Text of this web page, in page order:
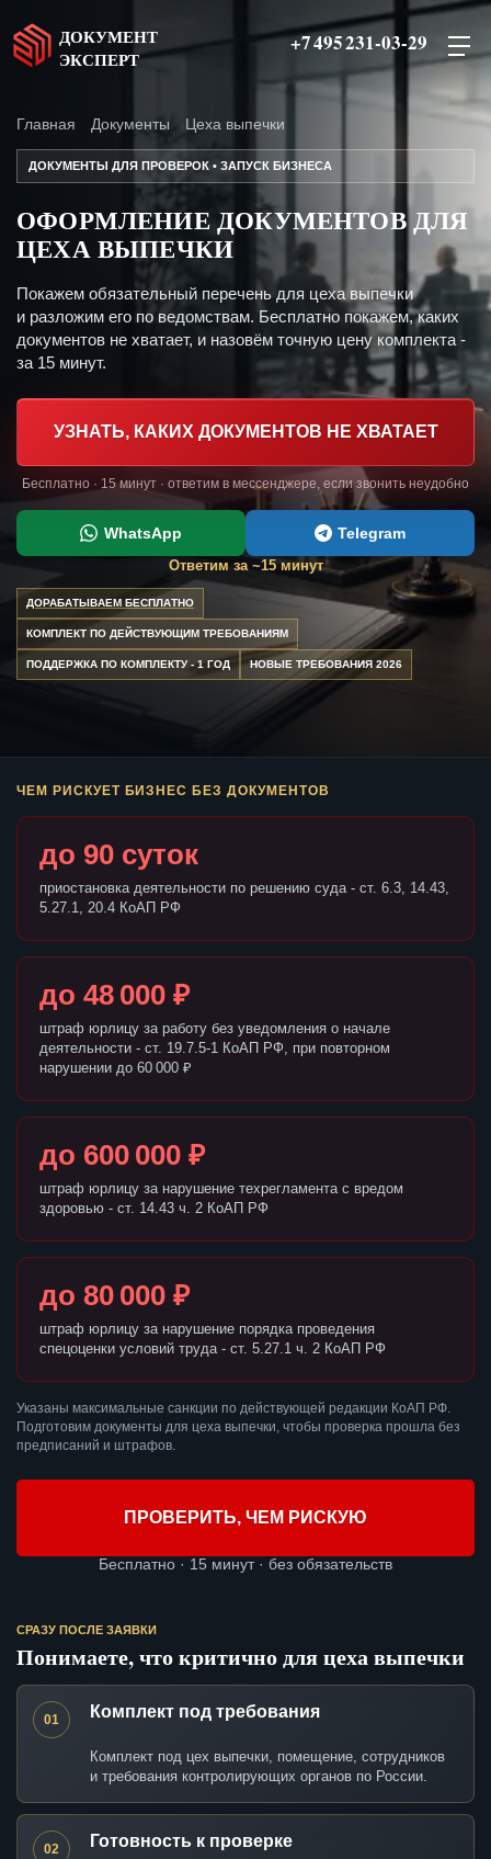
ДОКУМЕНТ
ЭКСПЕРТ
+7 495 231-03-29
Главная Документы Цеха выпечки
ДОКУМЕНТЫ ДЛЯ ПРОВЕРОК • ЗАПУСК БИЗНЕСА
ОФОРМЛЕНИЕ ДОКУМЕНТОВ ДЛЯ
ЦЕХА ВЫПЕЧКИ
Покажем обязательный перечень для цеха выпечки
и разложим его по ведомствам. Бесплатно покажем, каких
документов не хватает, и назовём точную цену комплекта -
за 15 минут.
УЗНАТЬ, КАКИХ ДОКУМЕНТОВ НЕ ХВАТАЕТ
Бесплатно · 15 минут · ответим в мессенджере, если звонить неудобно
WhatsApp Telegram
Ответим за ~15 минут
ДОРАБАТЫВАЕМ БЕСПЛАТНО
КОМПЛЕКТ ПО ДЕЙСТВУЮЩИМ ТРЕБОВАНИЯМ
ПОДДЕРЖКА ПО КОМПЛЕКТУ - 1 ГОД НОВЫЕ ТРЕБОВАНИЯ 2026
ЧЕМ РИСКУЕТ БИЗНЕС БЕЗ ДОКУМЕНТОВ
до 90 суток
приостановка деятельности по решению суда - ст. 6.3, 14.43,
5.27.1, 20.4 КоАП РФ
до 48 000 ₽
штраф юрлицу за работу без уведомления о начале
деятельности - ст. 19.7.5-1 КоАП РФ, при повторном
нарушении до 60 000 ₽
до 600 000 ₽
штраф юрлицу за нарушение техрегламента с вредом
здоровью - ст. 14.43 ч. 2 КоАП РФ
до 80 000 ₽
штраф юрлицу за нарушение порядка проведения
спецоценки условий труда - ст. 5.27.1 ч. 2 КоАП РФ
Указаны максимальные санкции по действующей редакции КоАП РФ.
Подготовим документы для цеха выпечки, чтобы проверка прошла без
предписаний и штрафов.
ПРОВЕРИТЬ, ЧЕМ РИСКУЮ
Бесплатно · 15 минут · без обязательств
СРАЗУ ПОСЛЕ ЗАЯВКИ
Понимаете, что критично для цеха выпечки
01 Комплект под требования
Комплект под цех выпечки, помещение, сотрудников
и требования контролирующих органов по России.
02 Готовность к проверке